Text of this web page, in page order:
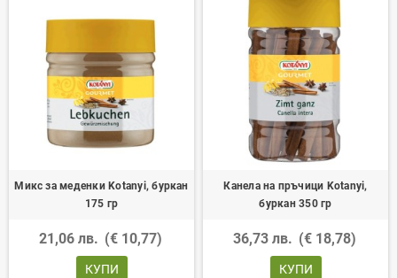
Микс за меденки Kotanyi, буркан
175 гр
21,06 лв. (€ 10,77)
КУПИ
Канела на пръчици Kotanyi,
буркан 350 гр
36,73 лв. (€ 18,78)
КУПИ